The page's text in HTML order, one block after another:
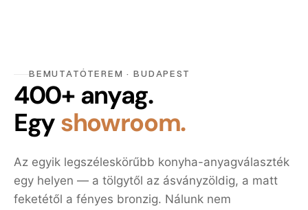
BEMUTATÓTEREM · BUDAPEST
400+ anyag.
Egyshowroom.
Az egyik legszéleskörűbb konyha-anyagválaszték
egy helyen — a tölgytől az ásványzöldig, a matt
feketétől a fényes bronzig. Nálunk nem